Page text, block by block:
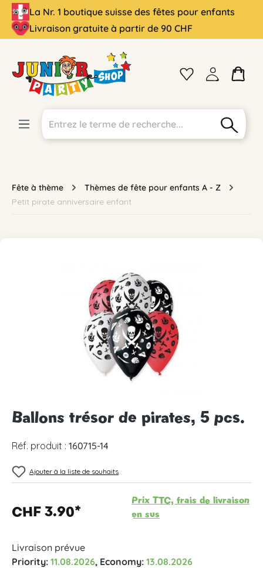
principal
La Nr. 1 boutique suisse des fêtes pour enfants
Livraison gratuite à partir de 90 CHF
Fête à thème
Thèmes de fête pour enfants A - Z
Petit pirate anniversaire enfant
Ballons trésor de pirates, 5 pcs.
Réf. produit : 160715-14
Ajouter à la liste de souhaits
CHF 3.90*
Prix TTC, frais de livraison
en sus
Livraison prévue
Priority: 11.08.2026, Economy: 13.08.2026